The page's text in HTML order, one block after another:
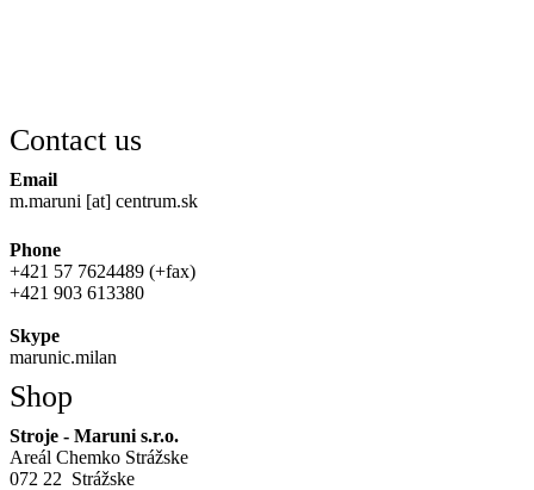
Contact us
Email
m.maruni [at] centrum.sk
Phone
+421 57 7624489 (+fax)
+421 903 613380
Skype
marunic.milan
Shop
Stroje - Maruni s.r.o.
Areál Chemko Strážske
072 22 Strážske